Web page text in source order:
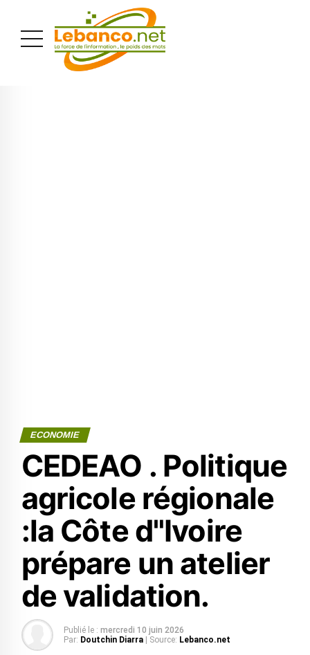
ECONOMIE
CEDEAO . Politique
agricole régionale
:la Côte d"Ivoire
prépare un atelier
de validation.
Publié le : mercredi 10 juin 2026
Par: Doutchin Diarra | Source: Lebanco.net